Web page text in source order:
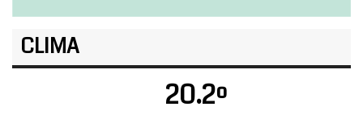
CLIMA
20.2º